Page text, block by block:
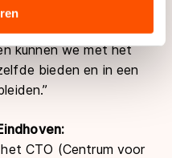
doorgeven aan
waar mogelijk geen
geldt volgens de GDPR.
u in met deze
u in ons
talenten uit Zuid
en outillage
kunnen we met het
bieden en in een
CTO (Centrum voor